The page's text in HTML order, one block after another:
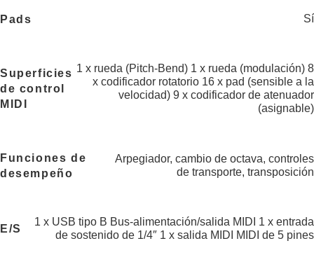
Pads Sí
Superficies
de control
MIDI
1 x rueda (Pitch-Bend) 1 x rueda (modulación) 8
x codificador rotatorio 16 x pad (sensible a la
velocidad) 9 x codificador de atenuador
(asignable)
Funciones de
desempeño
Arpegiador, cambio de octava, controles
de transporte, transposición
E/S
1 x USB tipo B Bus-alimentación/salida MIDI 1 x entrada
de sostenido de 1/4″ 1 x salida MIDI MIDI de 5 pines